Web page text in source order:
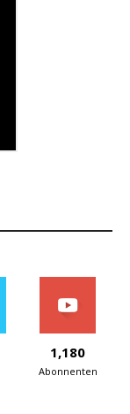
1,180
Abonnenten